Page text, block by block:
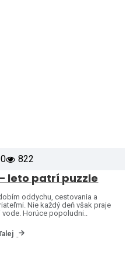
0 822
leto patrí puzzle
oddychu, cestovania a
Nie každý deň však praje
Horúce popoludni..